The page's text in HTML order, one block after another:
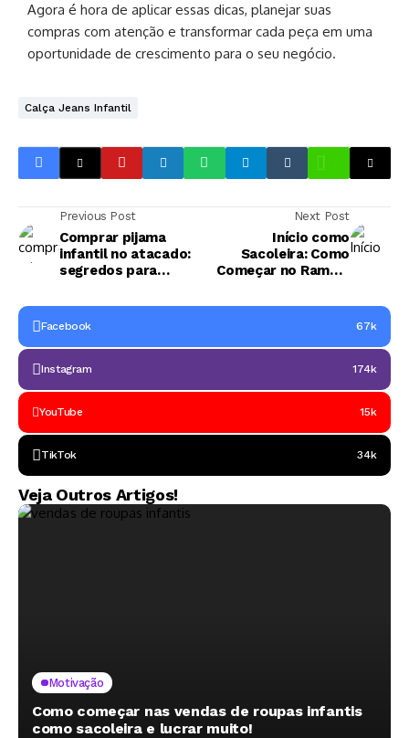
Agora é hora de aplicar essas dicas, planejar suas
compras com atenção e transformar cada peça em uma
oportunidade de crescimento para o seu negócio.
Calça Jeans Infantil
Previous Post
Comprar pijama
infantil no atacado:
segredos para
melhores modelos e
vender rápido
Next Post
Início como
Sacoleira: Como
Começar no Ramo e
Segurança
Facebook 67k
Instagram 174k
YouTube 15k
TikTok 34k
Veja Outros Artigos!
Motivação
Como começar nas vendas de roupas infantis
como sacoleira e lucrar muito!